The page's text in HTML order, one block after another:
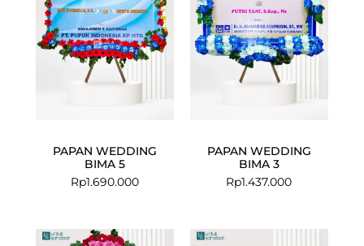
PAPAN WEDDING
BIMA 5
Rp1.690.000
PAPAN WEDDING
BIMA 3
Rp1.437.000